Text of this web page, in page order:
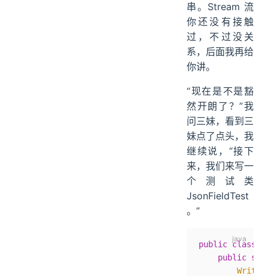
串。Stream 流
你还没有接触
过，不过没关
系，后面我再给
你讲。
“现在是不是豁
然开朗了？”我
问三妹，看到三
妹点了点头，我
继续说，“接下
来，我们来写一
个测试类
JsonFieldTest
。”
public class
    public
        Writer